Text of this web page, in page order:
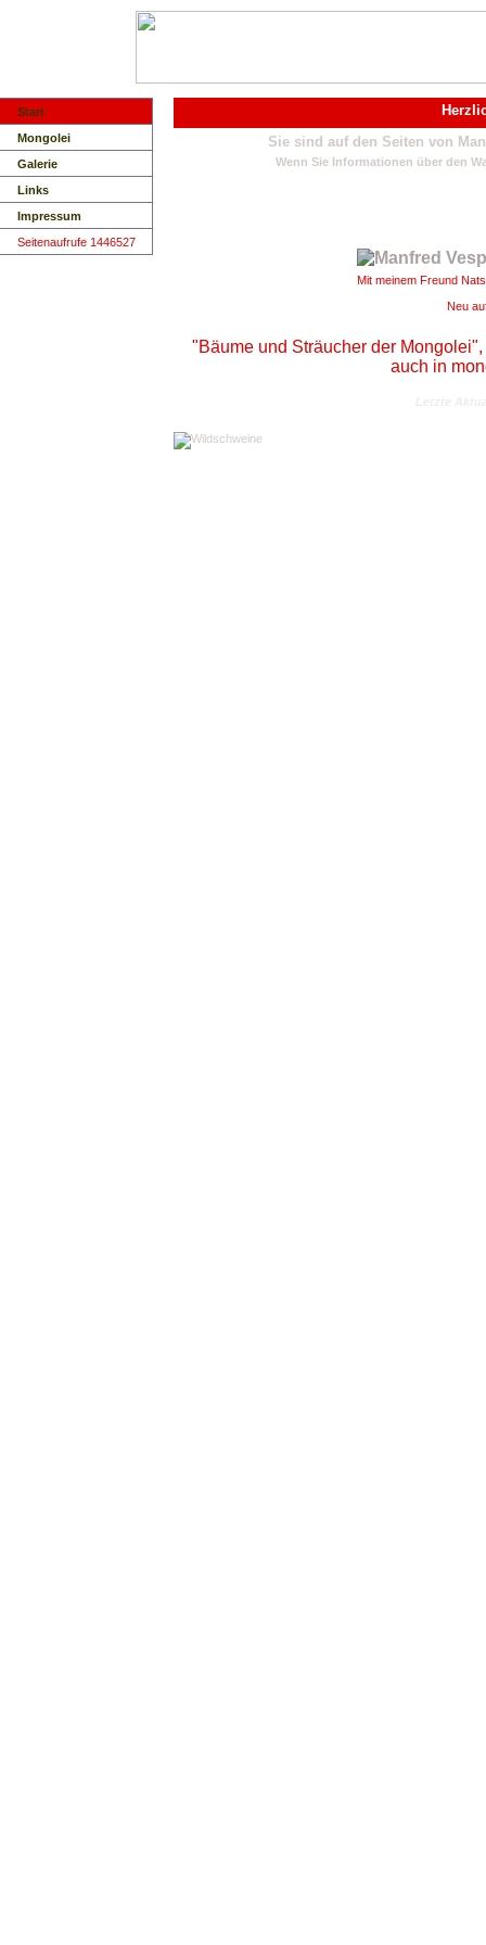
Start
Mongolei
Galerie
Links
Impressum
Seitenaufrufe 1446527
Sie sind auf den Seiten von
Wenn Sie Informationen über den
Mit meinem Freund
Neu
"Bäume und Sträucher der
auch in